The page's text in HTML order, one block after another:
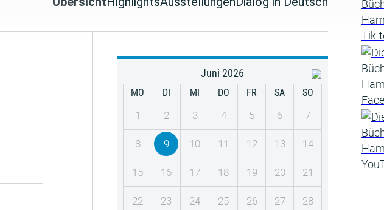
Juni 2026
MO DI MI DO FR SA SO
1 2 3 4 5 6 7
8 9 10 11 12 13 14
15 16 17 18 19 20 21
22 23 24 25 26 27 28